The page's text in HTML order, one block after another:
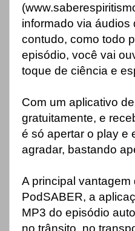
informado via
contudo, como todo
episódio, você vai
toque de ciência e
Com um aplicativo
gratuitamente, e
é só apertar o play e
agradar, bastando
A principal
PodSABER, a
MP3 do episódio
no trânsito, no